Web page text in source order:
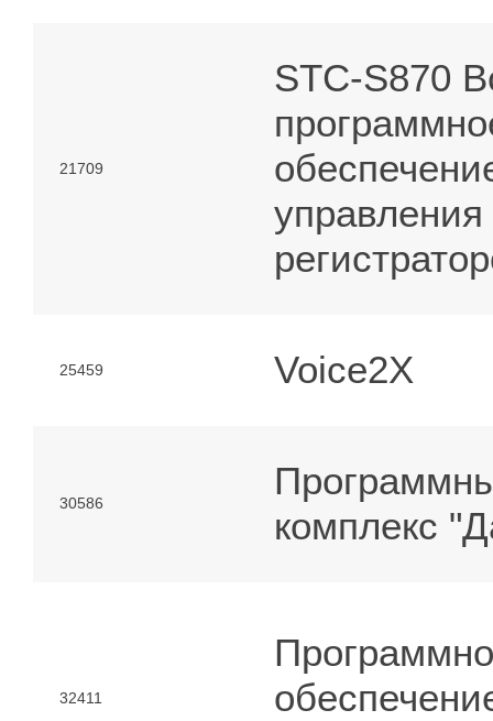
21709
STC-S870
управления
25459 Voice2X
30586
комплекс
32411